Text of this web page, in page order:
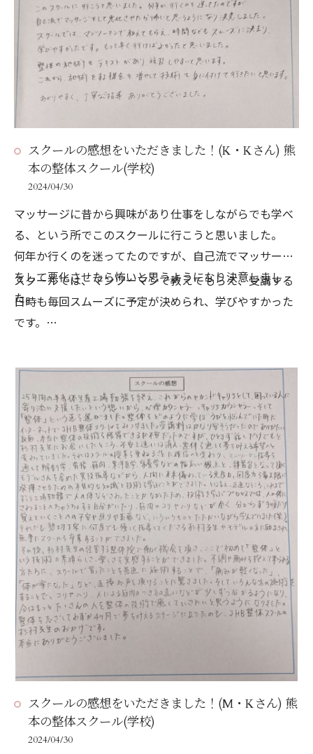
スクールの感想をいただきました！(K・Kさん) 熊
本の整体スクール(学校)
2024/04/30
マッサージに昔から興味があり仕事をしながらでも学べ
る、という所でこのスクールに行こうと思いました。
何年か行くのを迷ってたのですが、自己流でマッサージ
をして悪化させたら怖いと思うようになり決意しまし
た。
スクールでは、マンツーマンで教えてもらえ、受講する
日時も毎回スムーズに予定が決められ、学びやすかった
です。
整体のや術をテキストがあり複習しやすいと思います。
これから施術をする機会を増やして技術を身に付けて行
きたいと思います。
わかりやすく、丁寧な指導ありがとうございました。
スクールの感想をいただきました！(M・Kさん) 熊
本の整体スクール(学校)
2024/04/30